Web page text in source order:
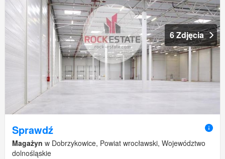
6 Zdjęcia
Sprawdź
Magażyn w Dobrzykowice, Powiat wrocławski, Województwo
dolnośląskie